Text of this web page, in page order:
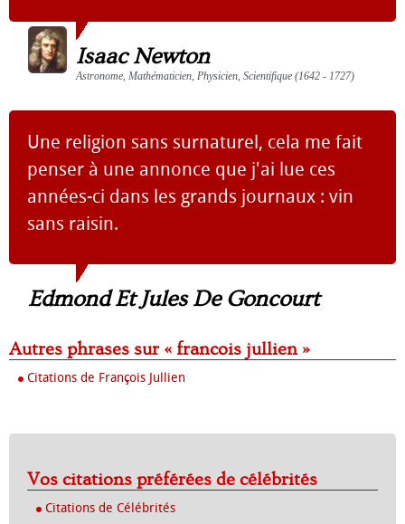
Isaac Newton
Astronome, Mathématicien, Physicien, Scientifique (1642 - 1727)
Une religion sans surnaturel, cela me fait
penser à une annonce que j'ai lue ces
années-ci dans les grands journaux : vin
sans raisin.
Edmond Et Jules De Goncourt
Autres phrases sur « francois jullien »
Citations de François Jullien
Vos citations préférées de célébrités
Citations de Célébrités